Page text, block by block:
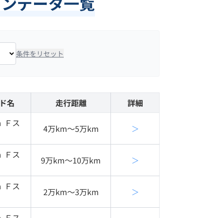
条件をリセット
名 走行距離
詳細
Ｆス
4万km〜5万km ＞
Ｆス 9万km〜10万km ＞
Ｆス 2万km〜3万km ＞